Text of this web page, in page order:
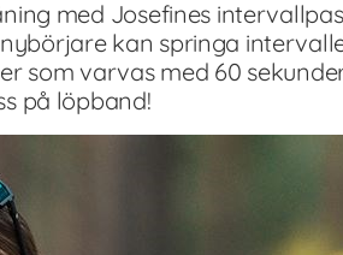
med Josefines
kan springa
som varvas med 60
på löpband!